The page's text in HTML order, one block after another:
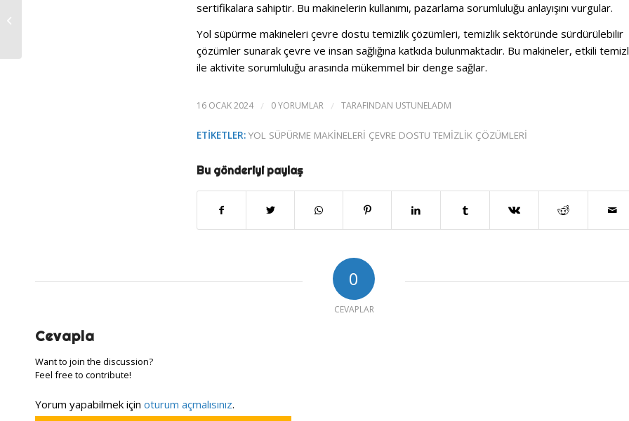
sertifikalara sahiptir. Bu makinelerin kullanımı, pazarlama sorumluluğu anlayışını vurgular.
Yol süpürme makineleri çevre dostu temizlik çözümleri, temizlik sektöründe sürdürülebilir
çözümler sunarak çevre ve insan sağlığına katkıda bulunmaktadır. Bu makineler, etkili
ile aktivite sorumluluğu arasında mükemmel bir denge sağlar.
16 OCAK 2024 / 0 YORUMLAR / TARAFINDAN USTUNELADM
ETIKETLER: YOL SÜPÜRME MAKINELERI ÇEVRE DOSTU TEMIZLIK ÇÖZÜMLERI
Bu gönderiyi paylaş
0
CEVAPLAR
Cevapla
Want to join the discussion?
Feel free to contribute!
Yorum yapabilmek için oturum açmalısınız.